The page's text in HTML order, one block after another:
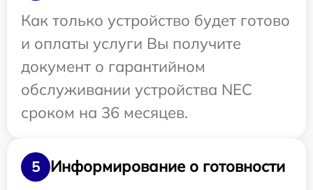
Как только устройство будет готово
и оплаты услуги Вы получите
документ о гарантийном
обслуживании устройства NEC
сроком на 36 месяцев.
5
Информирование о готовности